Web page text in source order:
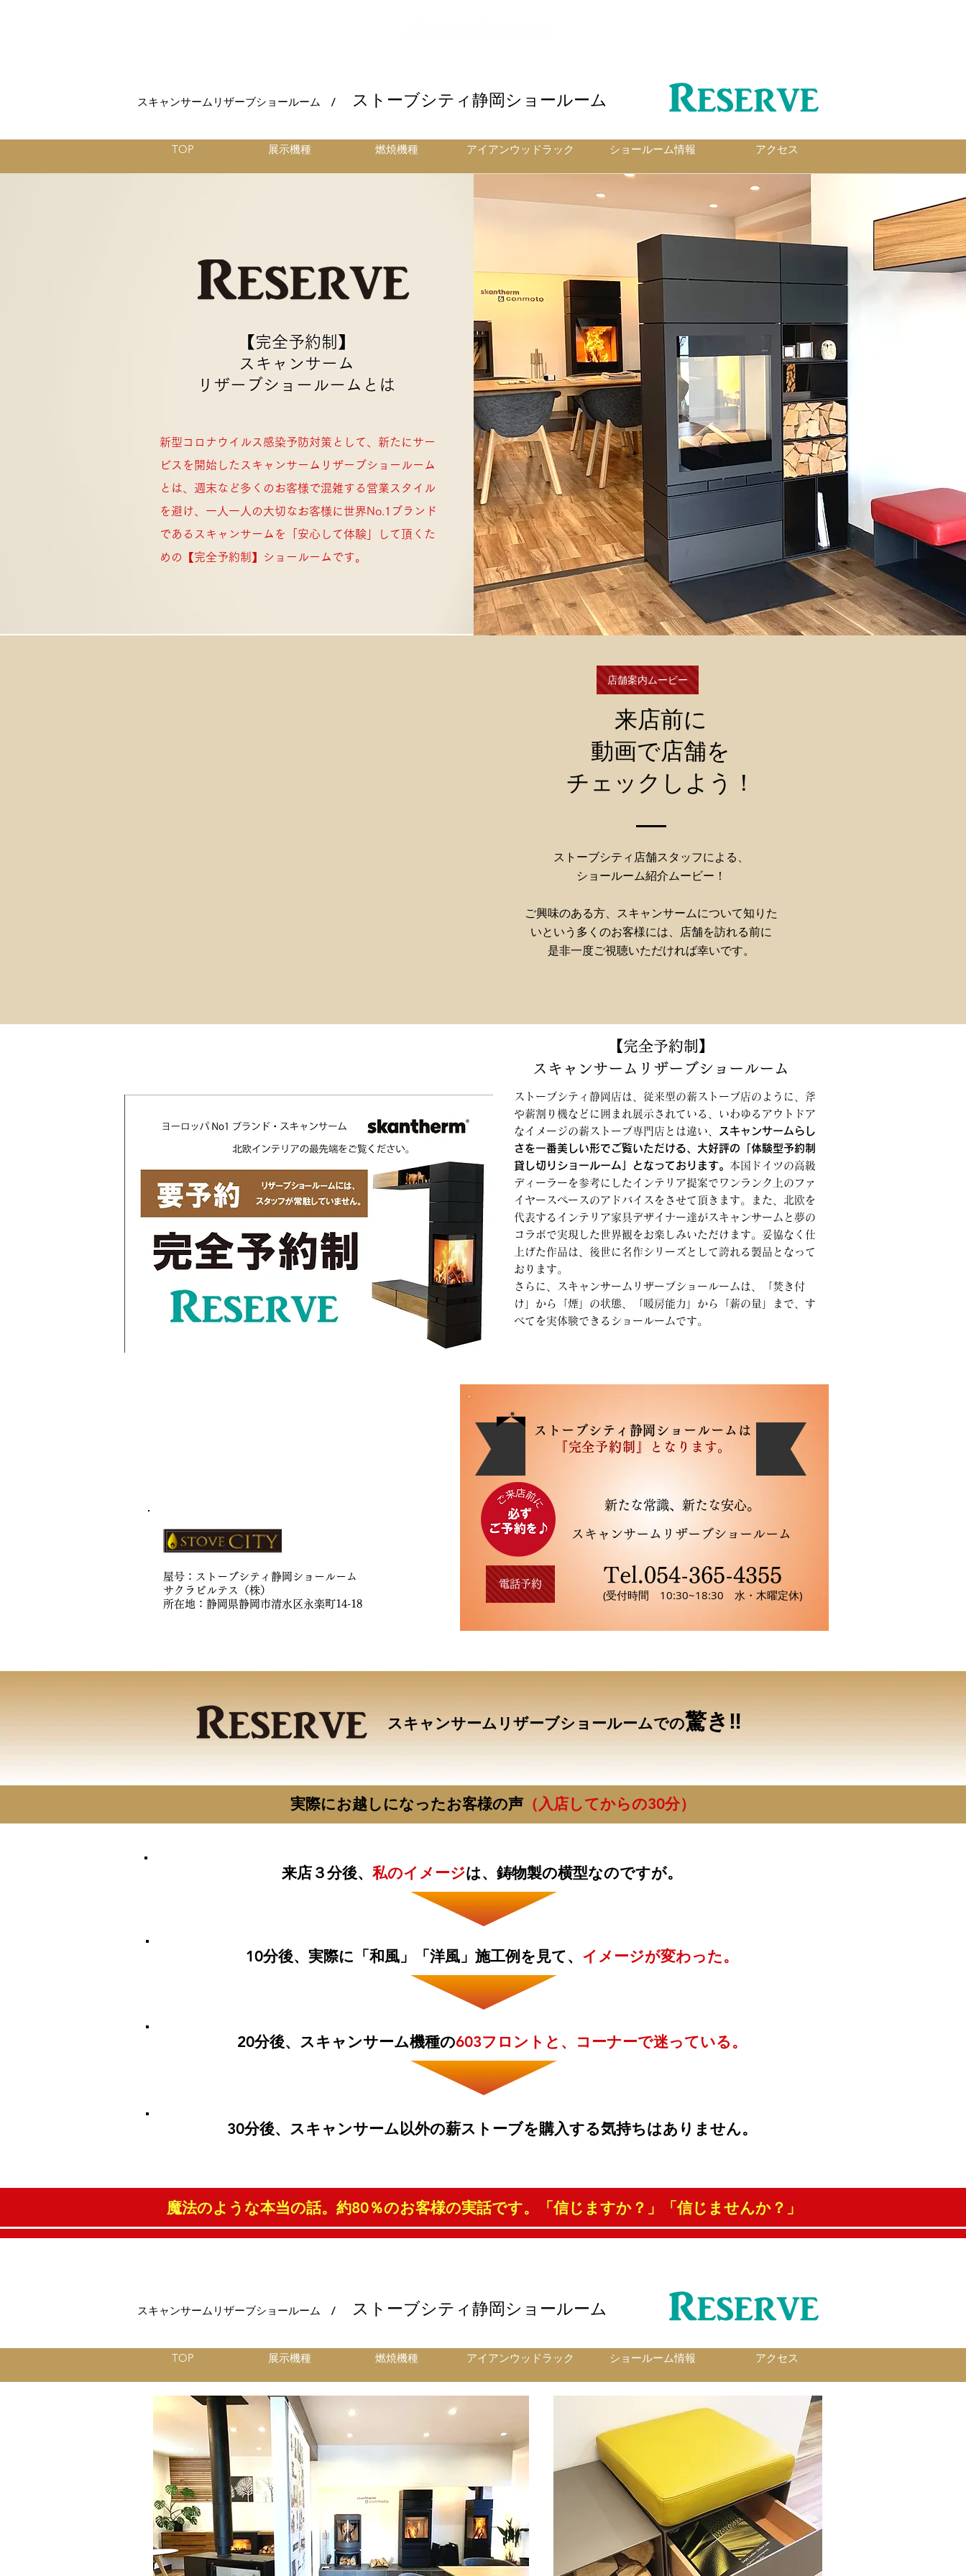
スキャンサームリザーブショールーム / ストーブシティ静岡ショールーム
TOP 展示機種 燃焼機種 アイアンウッドラック ショールーム情報 アクセス
【完全予約制】
スキャンサーム
リザーブショールームとは
新型コロナウイルス感染予防対策として、新たにサー
ビスを開始したスキャンサームリザーブショールーム
とは、週末など多くのお客様で混雑する営業スタイル
を避け、一人一人の大切なお客様に世界No.1ブランド
であるスキャンサームを「安心して体験」して頂くた
めの【完全予約制】ショールームです。
来店前に
動画で店舗を
チェックしよう！
ストーブシティ店舗スタッフによる、
ショールーム紹介ムービー！
ご興味のある方、スキャンサームについて知りた
いという多くのお客様には、店舗を訪れる前に
是非一度ご視聴いただければ幸いです。
店舗案内ムービー
【完全予約制】
スキャンサームリザーブショールーム
ストーブシティ静岡店は、従来型の薪ストーブ店のように、斧
や薪割り機などに囲まれ展示されている、いわゆるアウトドア
なイメージの薪ストーブ専門店とは違い、
スキャンサームらし
さを一番美しい形でご覧いただける、大好評の「体験型予約制
貸し切りショールーム」となっております。 本国ドイツの高級
ディーラーを参考にしたインテリア提案でワンランク上のファ
イヤースペースのアドバイスをさせて頂きます。また、北欧を
代表するインテリア家具デザイナー達がスキャンサームと夢の
コラボで実現した世界観をお楽しみいただけます。妥協なく仕
上げた作品は、後世に名作シリーズとして誇れる製品となって
おります。
さらに、スキャンサームリザーブショールームは、「焚き付
け」から「煙」の状態、「暖房能力」から「薪の量」まで、す
べてを実体験できるショールームです。
屋号：ストーブシティ静岡ショールーム
サクラビルテス（株）
所在地：静岡県静岡市清水区永楽町14-18
ストーブシティ静岡ショールームは
『完全予約制』となります。
電話予約
新たな常識、新たな安心。
スキャンサームリザーブショールーム
Tel.054-365-4355
(受付時間 10:30~18:30 水・木曜定休)
スキャンサームリザーブショールームでの驚き‼
実際にお越しになったお客様の声 （入店してからの30分）
来店３分後、 私のイメージは、鋳物製の横型なのですが。
10分後、実際に「和風」「洋風」施工例を見て、 イメージが変わった。
20分後、スキャンサーム機種の603フロントと、コーナーで迷っている。
30分後、スキャンサーム以外の薪ストーブを購入する気持ちはありません。
魔法のような本当の話。約80％のお客様の実話です。「信じますか？」「信じませんか？」
スキャンサームリザーブショールーム / ストーブシティ静岡ショールーム
TOP 展示機種 燃焼機種 アイアンウッドラック ショールーム情報 アクセス